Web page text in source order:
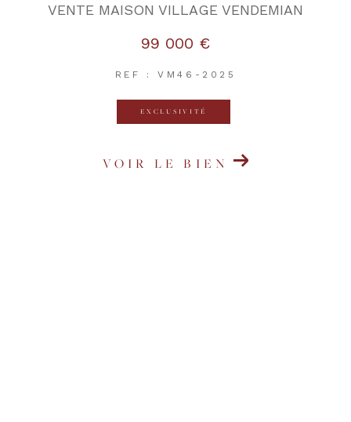
VENTE MAISON VILLAGE VENDEMIAN
99 000 €
REF : VM46-2025
EXCLUSIVITÉ
VOIR LE BIEN